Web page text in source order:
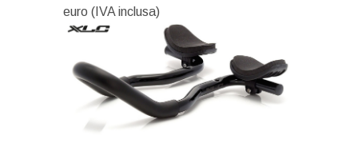
euro (IVA inclusa)